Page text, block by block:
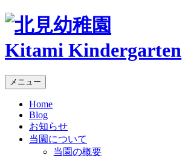
Kitami Kindergarten
メニュー
Home
Blog
お知らせ
当園について
当園の概要